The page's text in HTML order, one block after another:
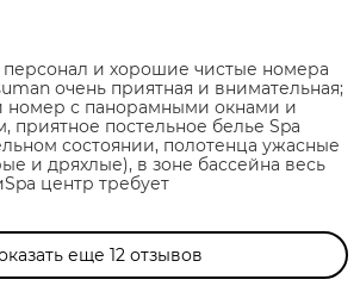
и хорошие чистые номера
очень приятная и внимательная;
с панорамными окнами и
приятное постельное белье Spa
состоянии, полотенца ужасные
и дряхлые), в зоне бассейна весь
центр требует
еще 12 отзывов